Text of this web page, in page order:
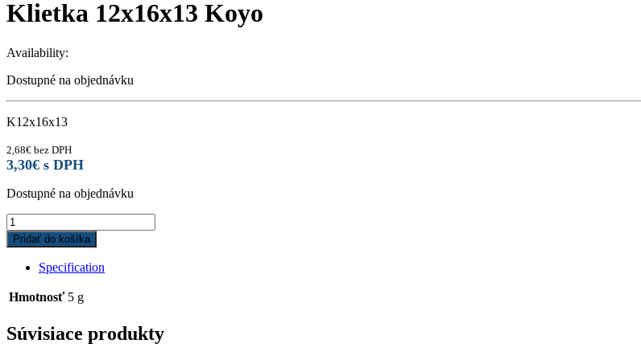
Klietka 12x16x13 Koyo
Availability:
Dostupné na objednávku
K12x16x13
2,68€ bez DPH
3,30€ s DPH
Dostupné na objednávku
Klietka
12x16x13
Koyo
quantity
Pridať do košíka
Specification
Hmotnosť 5 g
Súvisiace produkty